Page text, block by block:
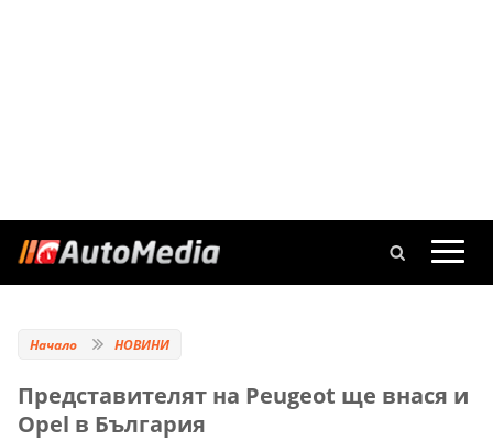
Начало НОВИНИ
Представителят на Peugeot ще внася и
Opel в България